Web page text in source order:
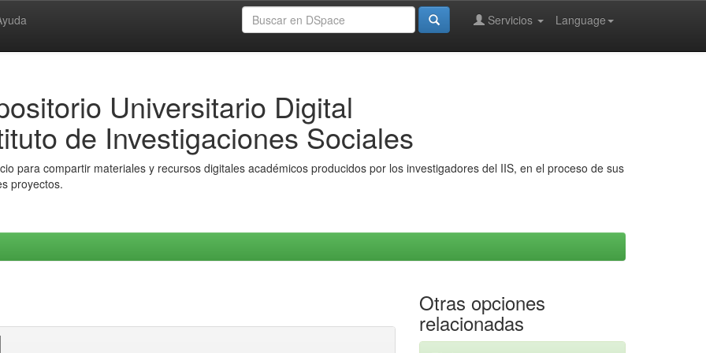
Language
Servicios
Universitario Digital
de Investigaciones Sociales
para compartir materiales y recursos digitales académicos producidos por los investigadores del IIS, en el proceso de sus
proyectos.
Otras opciones
relacionadas